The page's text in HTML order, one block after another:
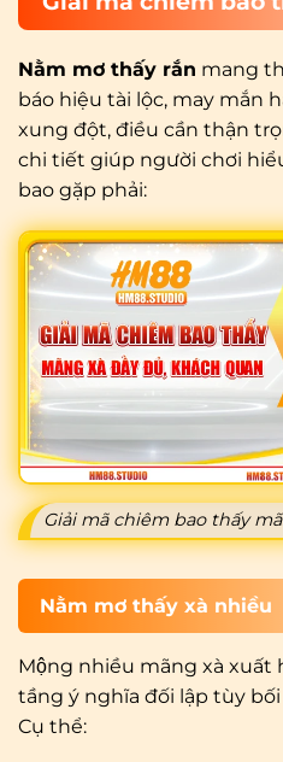
Nằm mơ thấy rắn mang
báo hiệu tài lộc, may mắn
xung đột, điều cần thận
chi tiết giúp người chơi
bao gặp phải:
Giải mã chiêm bao thấy
Nằm mơ thấy xà nhiều
Mộng nhiều mãng xà xuất
tầng ý nghĩa đối lập tùy
Cụ thể: